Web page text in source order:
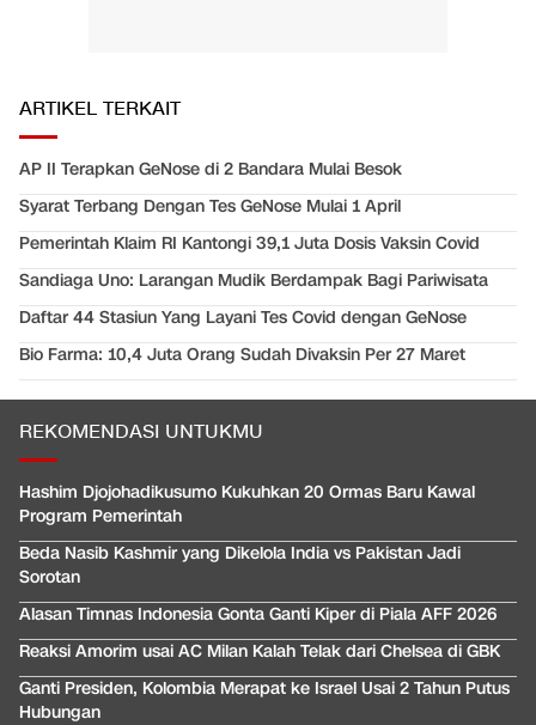
ARTIKEL TERKAIT
AP II Terapkan GeNose di 2 Bandara Mulai Besok
Syarat Terbang Dengan Tes GeNose Mulai 1 April
Pemerintah Klaim RI Kantongi 39,1 Juta Dosis Vaksin Covid
Sandiaga Uno: Larangan Mudik Berdampak Bagi Pariwisata
Daftar 44 Stasiun Yang Layani Tes Covid dengan GeNose
Bio Farma: 10,4 Juta Orang Sudah Divaksin Per 27 Maret
REKOMENDASI UNTUKMU
Hashim Djojohadikusumo Kukuhkan 20 Ormas Baru Kawal
Program Pemerintah
Beda Nasib Kashmir yang Dikelola India vs Pakistan Jadi
Sorotan
Alasan Timnas Indonesia Gonta Ganti Kiper di Piala AFF 2026
Reaksi Amorim usai AC Milan Kalah Telak dari Chelsea di GBK
Ganti Presiden, Kolombia Merapat ke Israel Usai 2 Tahun Putus
Hubungan